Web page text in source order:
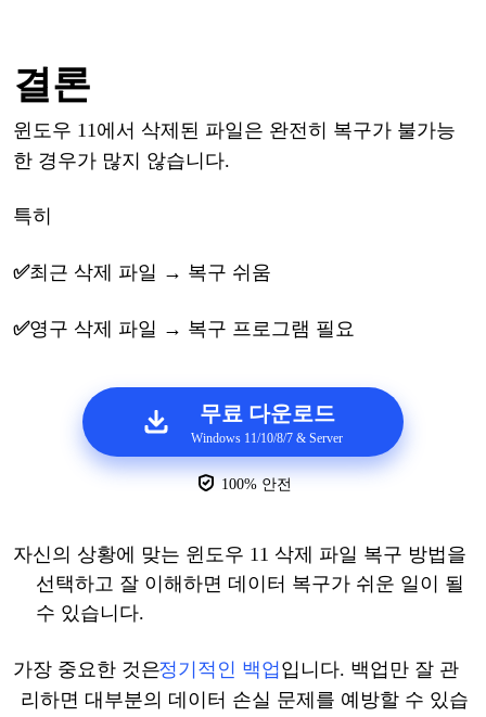
결론
윈도우 11에서 삭제된 파일은 완전히 복구가 불가능
한 경우가 많지 않습니다.
특히
✅최근 삭제 파일 → 복구 쉬움
✅영구 삭제 파일 → 복구 프로그램 필요
무료 다운로드
Windows 11/10/8/7 & Server
100% 안전
자신의 상황에 맞는 윈도우 11 삭제 파일 복구 방법을
선택하고 잘 이해하면 데이터 복구가 쉬운 일이 될
수 있습니다.
가장 중요한 것은정기적인 백업 입니다. 백업만 잘 관
리하면 대부분의 데이터 손실 문제를 예방할 수 있습